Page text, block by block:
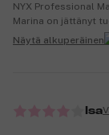
NYX Professional
Marina on jättänyt
Näytä alkuperäinen
Isa